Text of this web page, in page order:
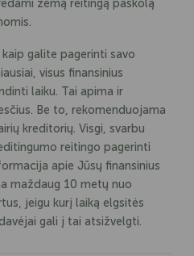
žemą reitingą paskolą
galite pagerinti savo
visus finansinius
laiku. Tai apima ir
Be to, rekomenduojama
kreditorių. Visgi, svarbu
reitingo pagerinti
apie Jūsų finansinius
maždaug 10 metų nuo
jeigu kurį laiką elgsitės
gali į tai atsižvelgti.